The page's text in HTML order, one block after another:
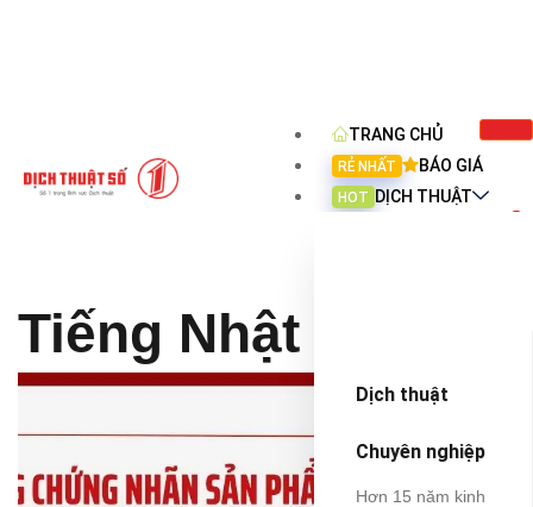
TRANG CHỦ
RẺ NHẤT BÁO GIÁ
HOT DỊCH THUẬT
Dịch thuật
Chuyên nghiệp
Hơn 15 năm kinh
Tiếng Nhật